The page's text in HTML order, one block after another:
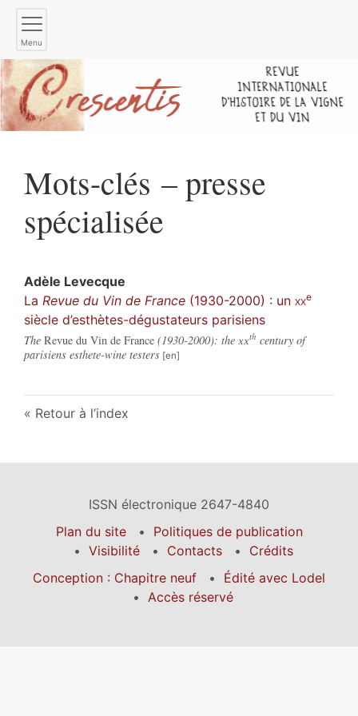
Menu
Mots-clés – presse
spécialisée
Adèle Levecque
La Revue du Vin de France (1930-2000) : un xxe
siècle d’esthètes-dégustateurs parisiens
The Revue du Vin de France (1930-2000): the xxth century of
parisiens esthete-wine testers
Retour à l’index
ISSN électronique 2647-4840
Plan du site
Politiques de publication
Visibilité
Contacts
Crédits
Conception : Chapitre neuf
Édité avec Lodel
Accès réservé